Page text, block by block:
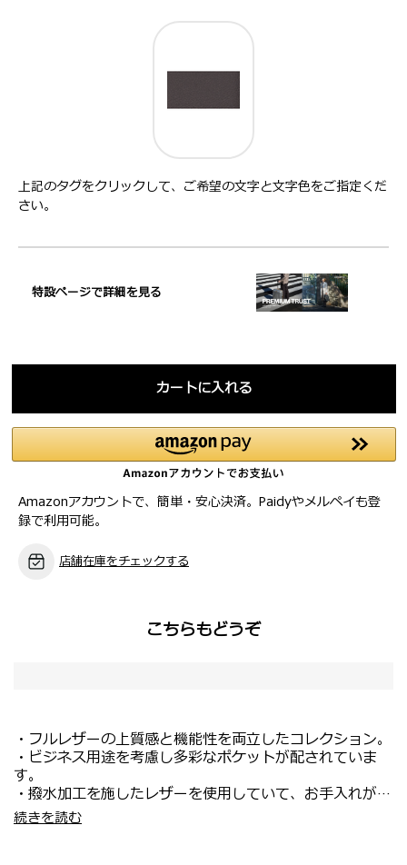
上記のタグをクリックして、ご希望の文字と文字色をご指定くだ
さい。
特設ページで詳細を見る
カートに入れる
Amazonアカウントで、簡単・安心決済。Paidyやメルペイも登
録で利用可能。
店舗在庫をチェックする
こちらもどうぞ
・フルレザーの上質感と機能性を両立したコレクション。
・ビジネス用途を考慮し多彩なポケットが配されていま
す。
・撥水加工を施したレザーを使用していて、お手入れが簡
単です。
・バックパックとブリーフケースは3文字までの刻印が可
・メイン収納にはファスナーポケット、ペン差しを装備。
・背面には独立したPC収納ポケットが付属。
続きを読む